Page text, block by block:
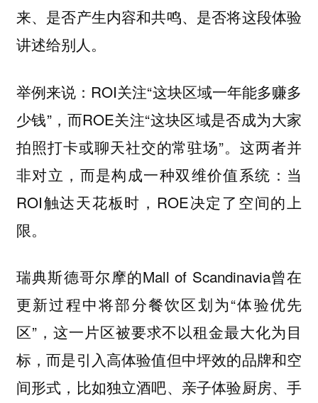
来、是否产生内容和共鸣、是否将这段体验
讲述给别人。
举例来说：ROI关注“这块区域一年能多赚多
少钱”，而ROE关注“这块区域是否成为大家
拍照打卡或聊天社交的常驻场”。这两者并
非对立，而是构成一种双维价值系统：当
ROI触达天花板时，ROE决定了空间的上
限。
瑞典斯德哥尔摩的Mall of Scandinavia曾在
更新过程中将部分餐饮区划为“体验优先
区”，这一片区被要求不以租金最大化为目
标，而是引入高体验值但中坪效的品牌和空
间形式，比如独立酒吧、亲子体验厨房、手